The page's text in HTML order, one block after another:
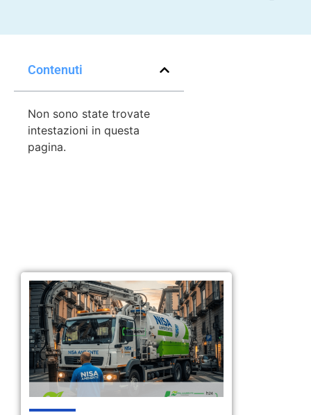
Contenuti
Non sono state trovate
intestazioni in questa
pagina.